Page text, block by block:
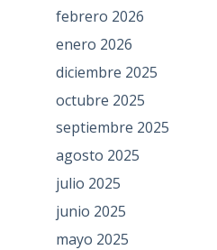
febrero 2026
enero 2026
diciembre 2025
octubre 2025
septiembre 2025
agosto 2025
julio 2025
junio 2025
mayo 2025